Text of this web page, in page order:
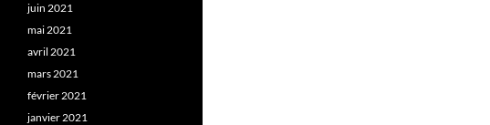
juin 2021
mai 2021
avril 2021
mars 2021
février 2021
janvier 2021